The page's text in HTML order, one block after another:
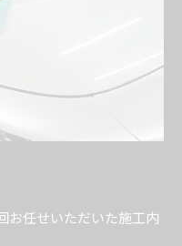
お任せいただいた施工内